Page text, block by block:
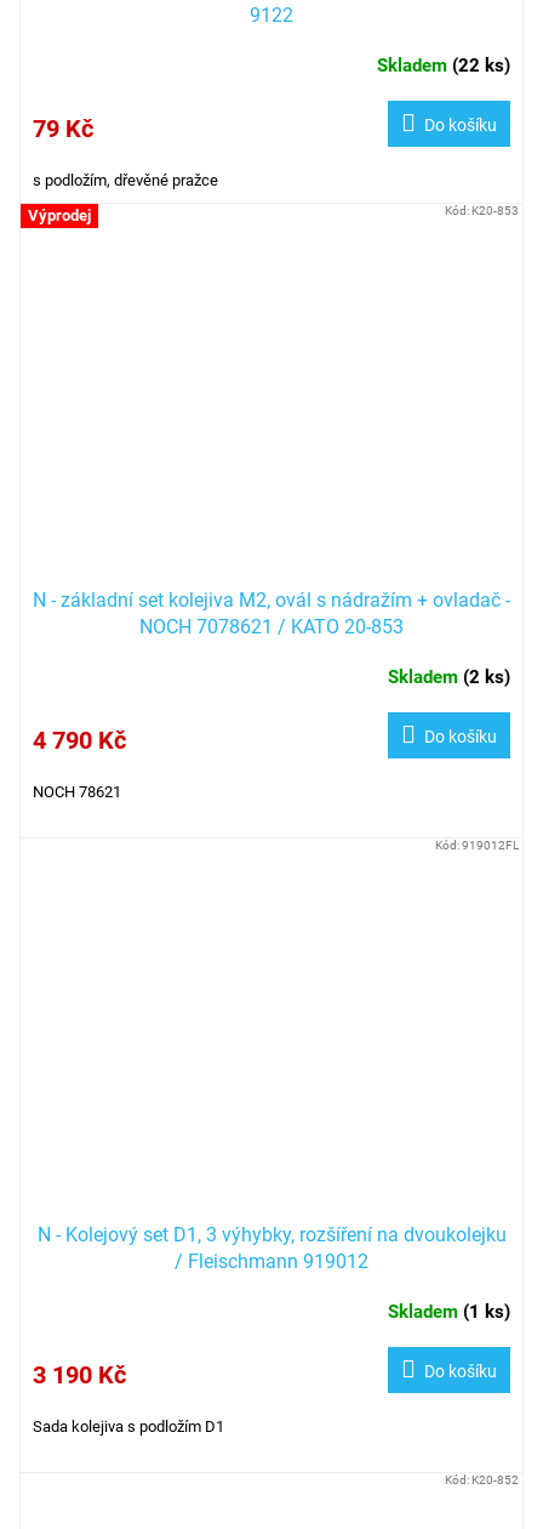
9122
Skladem (22 ks)
79 Kč Do košíku
s podložím, dřevěné pražce
Výprodej
N - základní set kolejiva M2, ovál s nádražím + ovladač -
NOCH 7078621 / KATO 20-853
Skladem (2 ks)
4 790 Kč Do košíku
NOCH 78621
Kód:K20-853
N - Kolejový set D1, 3 výhybky, rozšíření na dvoukolejku
/ Fleischmann 919012
Skladem (1 ks)
3 190 Kč Do košíku
Sada kolejiva s podložím D1
Kód:919012FL
Kód:K20-852